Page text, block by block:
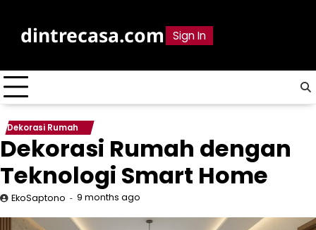
contentdintrecasa.com Sign In
Dekorasi Rumah
Dekorasi Rumah dengan
Teknologi Smart Home
EkoSaptono 9 months ago